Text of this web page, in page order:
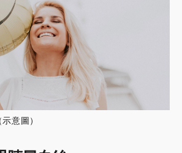
意圖）